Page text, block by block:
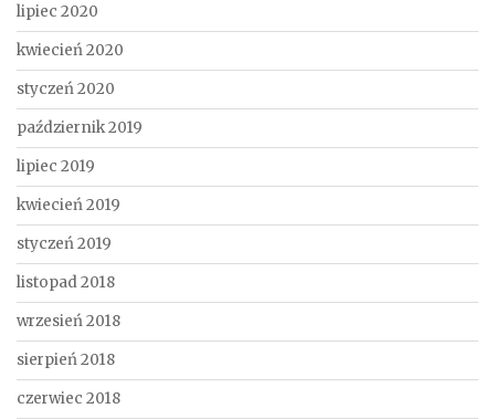
lipiec 2020
kwiecień 2020
styczeń 2020
październik 2019
lipiec 2019
kwiecień 2019
styczeń 2019
listopad 2018
wrzesień 2018
sierpień 2018
czerwiec 2018